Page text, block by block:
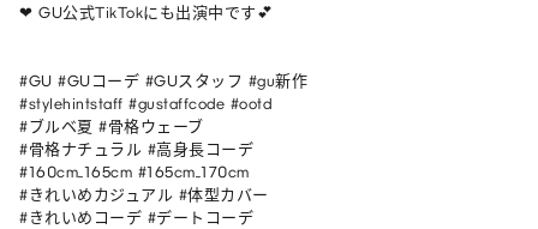
❤︎ GU公式TikTokにも出演中です💕
#GU #GUコーデ #GUスタッフ #gu新作
#stylehintstaff #gustaffcode #ootd
#ブルベ夏 #骨格ウェーブ
#骨格ナチュラル #高身長コーデ
#160cm_165cm #165cm_170cm
#きれいめカジュアル #体型カバー
#きれいめコーデ #デートコーデ